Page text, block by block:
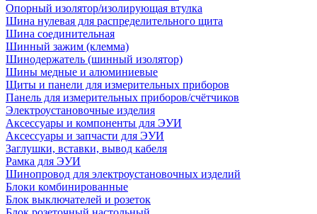
Опорный изолятор/изолирующая втулка
Шина нулевая для распределительного щита
Шина соединительная
Шинный зажим (клемма)
Шинодержатель (шинный изолятор)
Шины медные и алюминиевые
Щиты и панели для измерительных приборов
Панель для измерительных приборов/счётчиков
Электроустановочные изделия
Аксессуары и компоненты для ЭУИ
Аксессуары и запчасти для ЭУИ
Заглушки, вставки, вывод кабеля
Рамка для ЭУИ
Шинопровод для электроустановочных изделий
Блоки комбинированные
Блок выключателей и розеток